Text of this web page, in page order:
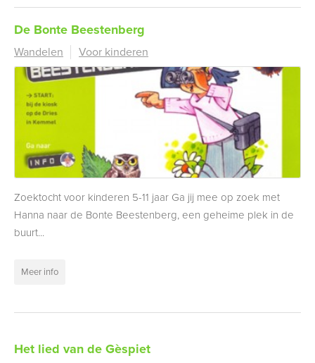
De Bonte Beestenberg
Wandelen Voor kinderen
Zoektocht voor kinderen 5-11 jaar Ga jij mee op zoek met
Hanna naar de Bonte Beestenberg, een geheime plek in de
buurt...
Meer info
Het lied van de Gèspiet